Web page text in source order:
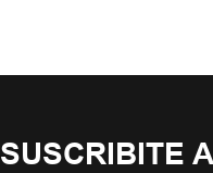
SUSCRIBITE